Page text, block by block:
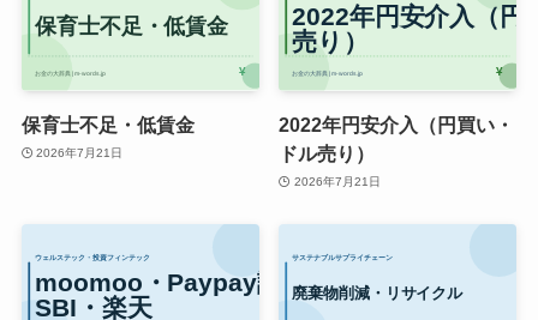
保育士不足・低賃金
2026年7月21日
2022年円安介入（円買い・
ドル売り）
2026年7月21日